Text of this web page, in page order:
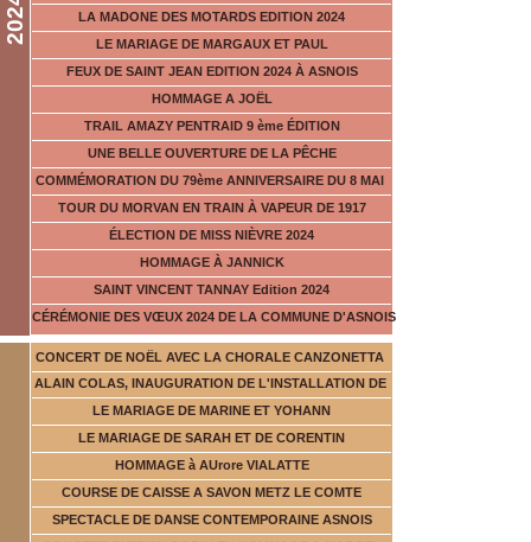
2024
LA MADONE DES MOTARDS EDITION 2024
LE MARIAGE DE MARGAUX ET PAUL
FEUX DE SAINT JEAN EDITION 2024 À ASNOIS
HOMMAGE A JOËL
TRAIL AMAZY PENTRAID 9 ème ÉDITION
UNE BELLE OUVERTURE DE LA PÊCHE
COMMÉMORATION DU 79ème ANNIVERSAIRE DU 8 MAI
TOUR DU MORVAN EN TRAIN À VAPEUR DE 1917
ÉLECTION DE MISS NIÈVRE 2024
HOMMAGE À JANNICK
SAINT VINCENT TANNAY Edition 2024
CÉRÉMONIE DES VŒUX 2024 DE LA COMMUNE D'ASNOIS
CONCERT DE NOËL AVEC LA CHORALE CANZONETTA
ALAIN COLAS, INAUGURATION DE L'INSTALLATION DE
LE MARIAGE DE MARINE ET YOHANN
LE MARIAGE DE SARAH ET DE CORENTIN
HOMMAGE à AUrore VIALATTE
COURSE DE CAISSE A SAVON METZ LE COMTE
SPECTACLE DE DANSE CONTEMPORAINE ASNOIS